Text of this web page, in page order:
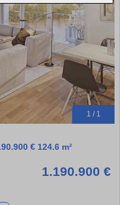
1 / 1
€ 124.6 m²
1.190.900 €